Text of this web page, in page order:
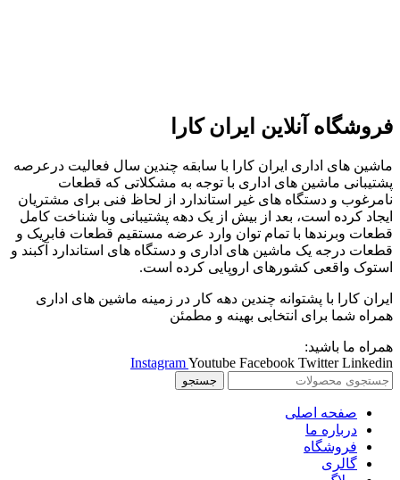
فروشگاه آنلاین ایران کارا
ماشین های اداری ایران کارا با سابقه چندین سال فعالیت درعرصه
پشتیبانی ماشین های اداری با توجه به مشکلاتی که قطعات
نامرغوب و دستگاه های غیر استاندارد از لحاظ فنی برای مشتریان
ایجاد کرده است، بعد از بیش از یک دهه پشتیبانی وبا شناخت کامل
قطعات وبرندها با تمام توان وارد عرضه مستقیم قطعات فابریک و
قطعات درجه یک ماشین های اداری و دستگاه های استاندارد آکبند و
استوک واقعی کشورهای اروپایی کرده است.
ایران کارا با پشتوانه چندین دهه کار در زمینه ماشین های اداری
همراه شما برای انتخابی بهینه و مطمئن
همراه ما باشید:
InstagramYoutube Facebook Twitter Linkedin
جستجو
صفحه اصلی
درباره ما
فروشگاه
گالری